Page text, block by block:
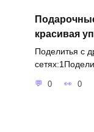
красивая
Поделитья с
0 0